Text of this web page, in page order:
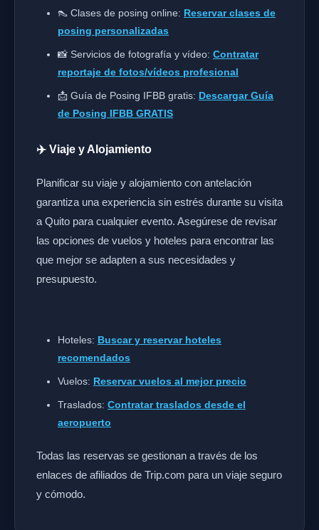
👠 Clases de posing online: Reservar clases de
posing personalizadas
📸 Servicios de fotografía y vídeo: Contratar
reportaje de fotos/vídeos profesional
📩 Guía de Posing IFBB gratis: Descargar Guía
de Posing IFBB GRATIS
✈️ Viaje y Alojamiento
Planificar su viaje y alojamiento con antelación
garantiza una experiencia sin estrés durante su visita
a Quito para cualquier evento. Asegúrese de revisar
las opciones de vuelos y hoteles para encontrar las
que mejor se adapten a sus necesidades y
presupuesto.
Hoteles: Buscar y reservar hoteles
recomendados
Vuelos: Reservar vuelos al mejor precio
Traslados: Contratar traslados desde el
aeropuerto
Todas las reservas se gestionan a través de los
enlaces de afiliados de Trip.com para un viaje seguro
y cómodo.